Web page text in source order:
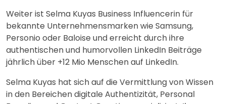
Weiter ist Selma Kuyas Business Influencerin für
bekannte Unternehmensmarken wie Samsung,
Personio oder Baloise und erreicht durch ihre
authentischen und humorvollen LinkedIn Beiträge
jährlich über +12 Mio Menschen auf LinkedIn.
Selma Kuyas hat sich auf die Vermittlung von Wissen
in den Bereichen digitale Authentizität, Personal